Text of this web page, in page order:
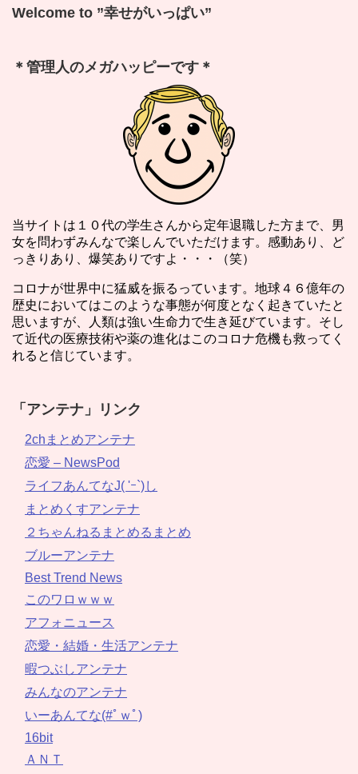
Welcome to ”幸せがいっぱい”
＊管理人のメガハッピーです＊
当サイトは１０代の学生さんから定年退職した方まで、男
女を問わずみんなで楽しんでいただけます。感動あり、ど
っきりあり、爆笑ありですよ・・・（笑）
コロナが世界中に猛威を振るっています。地球４６億年の
歴史においてはこのような事態が何度となく起きていたと
思いますが、人類は強い生命力で生き延びています。そし
て近代の医療技術や薬の進化はこのコロナ危機も救ってく
れると信じています。
「アンテナ」リンク
2chまとめアンテナ
恋愛 – NewsPod
ライフあんてなJ( 'ｰ`)し
まとめくすアンテナ
２ちゃんねるまとめるまとめ
ブルーアンテナ
Best Trend News
このワロｗｗｗ
アフォニュース
恋愛・結婚・生活アンテナ
暇つぶしアンテナ
みんなのアンテナ
いーあんてな(#ﾟｗﾟ)
16bit
ＡＮＴ